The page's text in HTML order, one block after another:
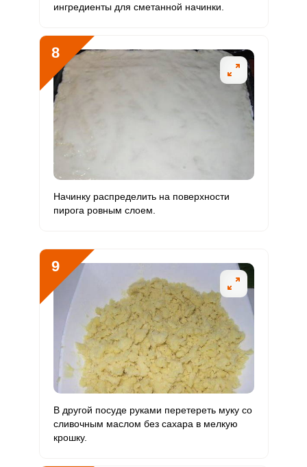
ингредиенты для сметанной начинки.
8
Начинку распределить на поверхности
пирога ровным слоем.
9
В другой посуде руками перетереть муку со
сливочным маслом без сахара в мелкую
крошку.